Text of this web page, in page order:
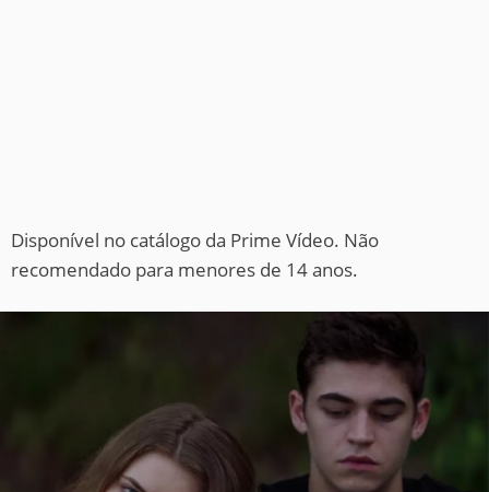
Disponível no catálogo da Prime Vídeo. Não
recomendado para menores de 14 anos.